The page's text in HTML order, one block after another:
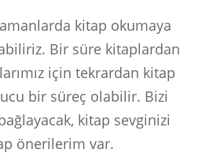
kitap okumaya
Bir süre kitaplardan
için tekrardan kitap
bir süreç olabilir. Bizi
kitap sevginizi
önerilerim var.